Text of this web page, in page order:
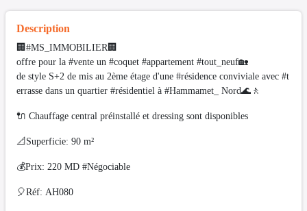
Description
🏢#MS_IMMOBILIER🏢
offre pour la #vente un #coquet #appartement #tout_neuf🏡
de style S+2 de mis au 2ème étage d'une #résidence conviviale avec #t
errasse dans un quartier #résidentiel à #Hammamet_ Nord🌊🚶
🔌 Chauffage central préinstallé et dressing sont disponibles
📐Superficie: 90 m²
💰Prix: 220 MD #Négociable
🎈Réf: AH080